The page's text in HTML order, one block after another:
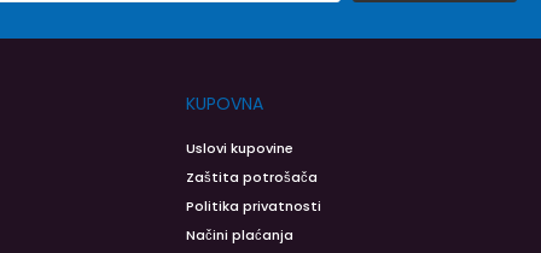
KUPOVNA
Uslovi kupovine
Zaštita potrošača
Politika privatnosti
Načini plaćanja